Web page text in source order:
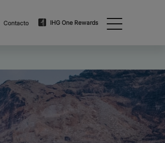
Contacto IHG One Rewards